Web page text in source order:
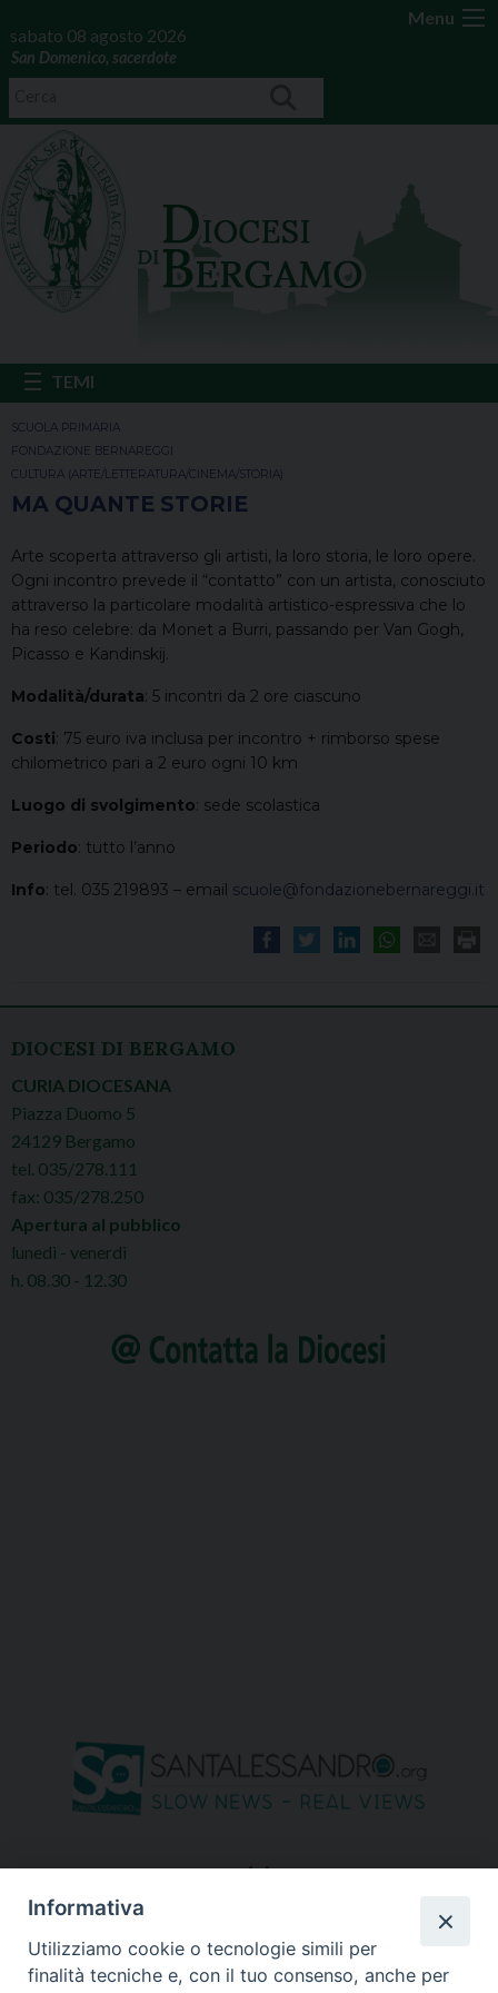
Menu
sabato 08 agosto 2026
San Domenico, sacerdote
SCUOLA PRIMARIA
FONDAZIONE BERNAREGGI
CULTURA (ARTE/LETTERATURA/CINEMA/STORIA)
MA QUANTE STORIE
Arte scoperta attraverso gli artisti, la loro storia, le loro opere.
Ogni incontro prevede il “contatto” con un artista, conosciuto
attraverso la particolare modalità artistico-espressiva che lo
ha reso celebre: da Monet a Burri, passando per Van Gogh,
Picasso e Kandinskij.
Modalità/durata: 5 incontri da 2 ore ciascuno
Costi: 75 euro iva inclusa per incontro + rimborso spese
chilometrico pari a 2 euro ogni 10 km
Luogo di svolgimento: sede scolastica
Periodo: tutto l’anno
Info: tel. 035 219893 – email scuole@fondazionebernareggi.it
DIOCESI DI BERGAMO
CURIA DIOCESANA
Piazza Duomo 5
24129 Bergamo
tel. 035/278.111
fax: 035/278.250
Apertura al pubblico
lunedì - venerdì
h. 08.30 - 12.30
seguici su
Informativa
Utilizziamo cookie o tecnologie simili per
finalità tecniche e, con il tuo consenso, anche per